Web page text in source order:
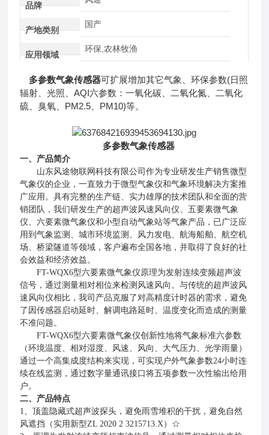
品牌
产地类别
国产
应用领域
环保,农林牧渔
多参数气象传感器可扩展增加其它气象、环保参数(日照
辐射、光照、AQI六参数：一氧化碳、二氧化氮、二氧化
硫、臭氧、PM2.5、PM10)等。
多参数气象传感器
一、产品简介
山东风途物联网科技有限公司作为专业研发生产销售微型
气象仪的企业，一直致力于微型气象仪和气象环境解决方案推
广应用。具有完整的生产链、实力雄厚的技术团队和全面的营
销团队，我们研发生产的超声波风速风向仪、五要素微气象
仪、六要素微气象仪和小型自动气象站等气象产品，已广泛应
用到气象监测、城市环境监测、风力发电、航海船舶、航空机
场、桥梁隧道等领域，客户遍布全国各地，并取得了良好的社
会效益和经济效益。
FT-WQX6型六要素微气象仪原理为发射连续变频超声波
信号，通过测量相对相位来检测风速风向。与传统的超声波风
速风向仪相比，我司产品克服了对高精度计时器的需求，避免
了因传感器启动延时、解调电路延时、温度变化而造成的测量
不准问题。
FT-WQX6型六要素微气象仪创新性地将气象标准六参数
（环境温度、相对湿度、风速、风向、大气压力、光学雨量）
通过一个高集成度结构来实现，可实现户外气象参数24小时连
续在线监测，通过数字量通讯接口将五项参数一次性输出给用
户。
二、产品特点
1、顶盖隐藏式超声波探头，避免雨雪堆积的干扰，避免自然
风遮挡（实用新型ZL 2020 2 3215713.X）☆